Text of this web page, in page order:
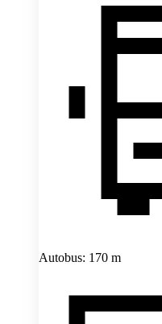
Autobus: 170 m